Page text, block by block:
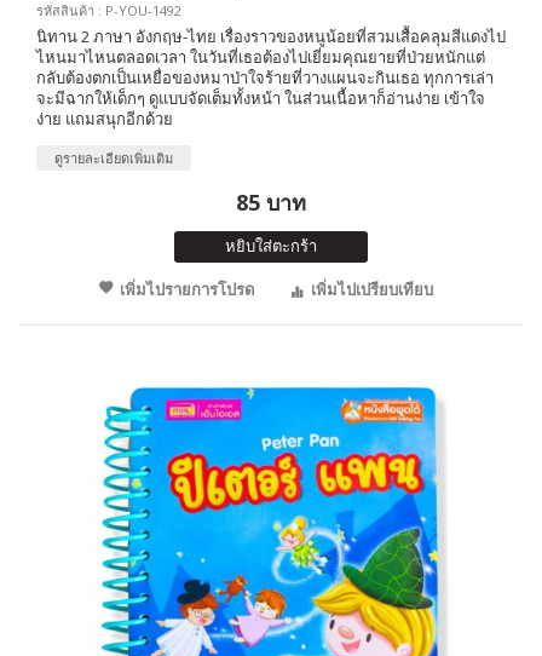
รหัสสินค้า : P-YOU-1492
นิทาน 2 ภาษา อังกฤษ-ไทย เรื่องราวของหนูน้อยที่สวมเสื้อคลุมสีแดงไป
ไหนมาไหนตลอดเวลา ในวันที่เธอต้องไปเยี่ยมคุณยายที่ป่วยหนักแต่
กลับต้องตกเป็นเหยื่อของหมาป่าใจร้ายที่วางแผนจะกินเธอ ทุกการเล่า
จะมีฉากให้เด็กๆ ดูแบบจัดเต็มทั้งหน้า ในส่วนเนื้อหาก็อ่านง่าย เข้าใจ
ง่าย แถมสนุกอีกด้วย
ดูรายละเอียดเพิ่มเติม
85 บาท
หยิบใส่ตะกร้า
เพิ่มไปรายการโปรด
เพิ่มไปเปรียบเทียบ